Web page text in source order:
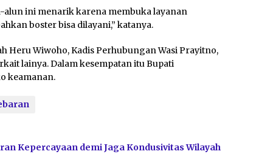
alun ini menarik karena membuka layanan
boster bisa dilayani,” katanya.
Heru Wiwoho, Kadis Perhubungan Wasi Prayitno,
lainya. Dalam kesempatan itu Bupati
keamanan.
Kepercayaan demi Jaga Kondusivitas Wilayah